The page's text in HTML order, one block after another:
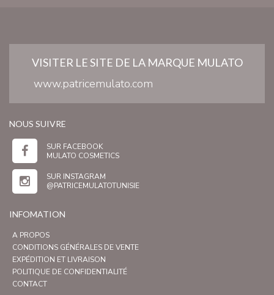
VISITER LE SITE DE LA MARQUE MULATO
www.patricemulato.com
NOUS SUIVRE
SUR FACEBOOK
MULATO COSMETICS
SUR INSTAGRAM
@PATRICEMULATOTUNISIE
INFOMATION
A PROPOS
CONDITIONS GÉNÉRALES DE VENTE
EXPÉDITION ET LIVRAISON
POLITIQUE DE CONFIDENTIALITÉ
CONTACT